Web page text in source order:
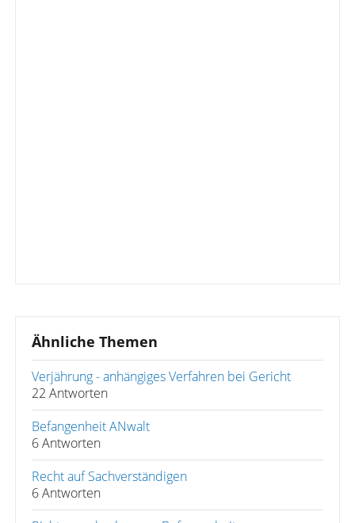
Ähnliche Themen
Verjährung - anhängiges Verfahren bei Gericht
22 Antworten
Befangenheit ANwalt
6 Antworten
Recht auf Sachverständigen
6 Antworten